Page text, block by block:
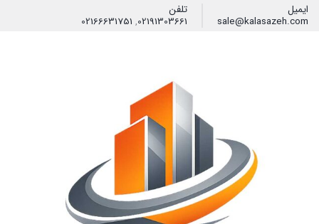
ایمیل
sale@kalasazeh.com
تلفن
02191303661
,
02166631751